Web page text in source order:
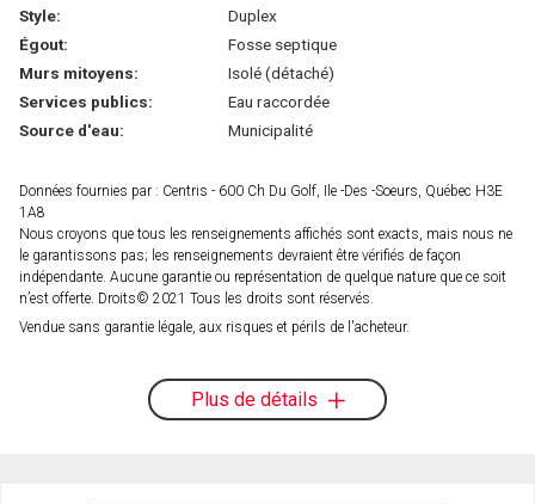
Style:
Duplex
Égout:
Fosse septique
Murs mitoyens:
Isolé (détaché)
Services publics:
Eau raccordée
Source d'eau:
Municipalité
Données fournies par : Centris - 600 Ch Du Golf, Ile -Des -Soeurs, Québec H3E
1A8
Nous croyons que tous les renseignements affichés sont exacts, mais nous ne
le garantissons pas; les renseignements devraient être vérifiés de façon
indépendante. Aucune garantie ou représentation de quelque nature que ce soit
n’est offerte. Droits© 2021 Tous les droits sont réservés.
Vendue sans garantie légale, aux risques et périls de l'acheteur.
Plus de détails